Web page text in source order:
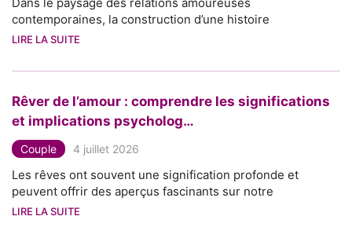
contemporaines, la construction d’une histoire
LIRE LA SUITE
Rêver de l’amour : comprendre les significations
et implications psycholog…
Couple 4 juillet 2026
Les rêves ont souvent une signification profonde et
peuvent offrir des aperçus fascinants sur notre
LIRE LA SUITE